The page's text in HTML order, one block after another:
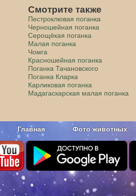
Смотрите также
Пестроклювая поганка
Черношейная поганка
Серощёкая поганка
Малая поганка
Чомга
Красношейная поганка
Поганка Тачановского
Поганка Кларка
Карликовая поганка
Мадагаскарская малая поганка
Главная Фото животных
Наши приложения. Бесплатно и